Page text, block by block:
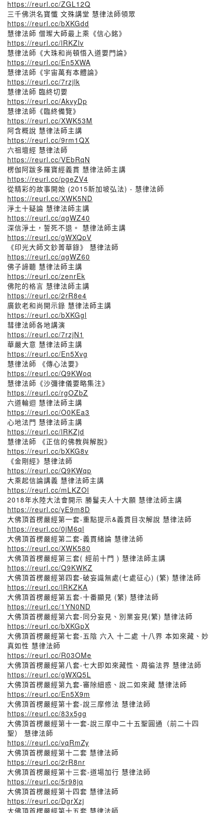
https://reurl.cc/ZGL12Q
三千佛洪名寶懺 文殊講堂 慧律法師領眾
https://reurl.cc/bXKGdd
慧律法師 僧璨大師最上乘《信心銘》
https://reurl.cc/lRKZlv
慧律法師《大珠和尚頓悟入道要門論》
https://reurl.cc/En5XWA
慧律法師《宇宙萬有本體論》
https://reurl.cc/7rzjlk
慧律法師 臨終切要
https://reurl.cc/AkvyDp
慧律法師《臨終備覽》
https://reurl.cc/XWK53M
阿含概說 慧律法師主講
https://reurl.cc/9rm1QX
六祖壇經 慧律法師
https://reurl.cc/VEbRqN
楞伽阿跋多羅寶經義貫 慧律法師主講
https://reurl.cc/pgeZV4
從精彩的故事開始 (2015新加坡弘法) - 慧律法師
https://reurl.cc/XWK5ND
淨土十疑論 慧律法師主講
https://reurl.cc/qgWZ40
深信淨土，誓死不退。 慧律法師主講
https://reurl.cc/gWXQpV
《印光大師文鈔菁華錄》 慧律法師
https://reurl.cc/qgWZ60
佛子諦聽 慧律法師主講
https://reurl.cc/zenrEk
佛陀的格言 慧律法師主講
https://reurl.cc/2rR8e4
廣欽老和尚開示錄 慧律法師主講
https://reurl.cc/bXKGgl
彗律法師各地講演
https://reurl.cc/7rzjN1
華嚴大意 慧律法師主講
https://reurl.cc/En5Xvg
慧律法師 《傳心法要》
https://reurl.cc/Q9KWoq
慧律法師《沙彌律儀要略集注》
https://reurl.cc/rgOZbZ
六道輪迴 慧律法師主講
https://reurl.cc/O0KEa3
心地法門 慧律法師主講
https://reurl.cc/lRKZjd
慧律法師 《正信的佛教與解脫》
https://reurl.cc/bXKG8v
《金剛經》慧律法師
https://reurl.cc/Q9KWqp
大乘起信論講義 慧律法師主講
https://reurl.cc/mLKZOl
2018年水陸大法會開示 勝鬘夫人十大願 慧律法師主講
https://reurl.cc/yE9m8D
大佛頂首楞嚴經第一套-重點提示&義貫目次解說 慧律法師
https://reurl.cc/0jM6ql
大佛頂首楞嚴經第二套-義貫緒論 慧律法師
https://reurl.cc/XWK580
大佛頂首楞嚴經第三套( 經前十門 ) 慧律法師主講
https://reurl.cc/Q9KWKZ
大佛頂首楞嚴經第四套-破妄識無處(七處征心) (繁) 慧律法師
https://reurl.cc/lRKZKA
大佛頂首楞嚴經第五套-十番顯見 (繁) 慧律法師
https://reurl.cc/1YN0ND
大佛頂首楞嚴經第六套-同分妄見、別業妄見(繁) 慧律法師
https://reurl.cc/bXKGpX
大佛頂首楞嚴經第七套-五陰 六入 十二處 十八界 本如來藏、妙
真如性 慧律法師
https://reurl.cc/R03OMe
大佛頂首楞嚴經第八套-七大即如來藏性、周徧法界 慧律法師
https://reurl.cc/gWXQ5L
大佛頂首楞嚴經第九套-審除細惑、說二如來藏 慧律法師
https://reurl.cc/En5X9m
大佛頂首楞嚴經第十套-說三摩修法 慧律法師
https://reurl.cc/83x5gg
大佛頂首楞嚴經第十一套-說三摩中二十五聖圓通（前二十四
聖） 慧律法師
https://reurl.cc/vqRmZy
大佛頂首楞嚴經第十二套 慧律法師
https://reurl.cc/2rR8nr
大佛頂首楞嚴經第十三套-道場加行 慧律法師
https://reurl.cc/5r98jq
大佛頂首楞嚴經第十四套 慧律法師
https://reurl.cc/DgrXzj
大佛頂首楞嚴經第十五套 慧律法師